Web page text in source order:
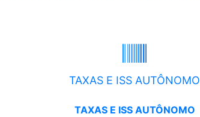
TAXAS E ISS AUTÔNOMO
TAXAS E ISS AUTÔNOMO